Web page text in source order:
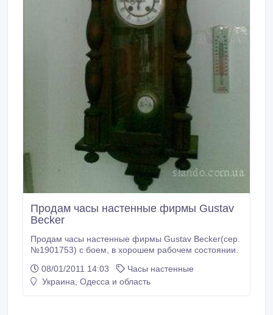
Продам часы настенные фирмы Gustav
Becker
Продам часы настенные фирмы Gustav Becker(cер.
№1901753) с боем, в хорошем рабочем состоянии.
08/01/2011 14:03
Часы настенные
Украина, Одесса и область